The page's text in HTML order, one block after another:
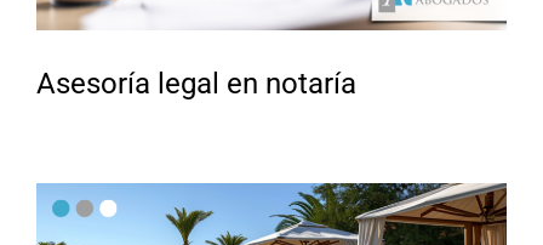
Asesoría legal en notaría